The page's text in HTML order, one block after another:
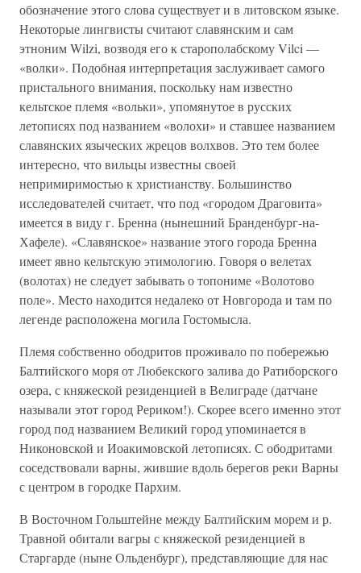
обозначение этого слова существует и в литовском языке.
Некоторые лингвисты считают славянским и сам
этноним Wilzi, возводя его к старополабскому Vilci —
«волки». Подобная интерпретация заслуживает самого
пристального внимания, поскольку нам известно
кельтское племя «вольки», упомянутое в русских
летописях под названием «волохи» и ставшее названием
славянских языческих жрецов волхвов. Это тем более
интересно, что вильцы известны своей
непримиримостью к христианству. Большинство
исследователей считает, что под «городом Драговита»
имеется в виду г. Бренна (нынешний Бранденбург-на-
Хафеле). «Славянское» название этого города Бренна
имеет явно кельтскую этимологию. Говоря о велетах
(волотах) не следует забывать о топониме «Волотово
поле». Место находится недалеко от Новгорода и там по
легенде расположена могила Гостомысла.
Племя собственно ободритов проживало по побережью
Балтийского моря от Любекского залива до Ратиборского
озера, с княжеской резиденцией в Велиграде (датчане
называли этот город Рериком!). Скорее всего именно этот
город под названием Великий город упоминается в
Никоновской и Иоакимовской летописях. С ободритами
соседствовали варны, жившие вдоль берегов реки Варны
с центром в городке Пархим.
В Восточном Гольштейне между Балтийским морем и р.
Травной обитали вагры с княжеской резиденцией в
Старгарде (ныне Ольденбург), представляющие для нас